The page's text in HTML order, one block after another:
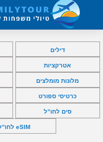
דילים
אטרקציות
מלונות מומלצים
כרטיסי ספורט
סים לחו”ל
eSIM לחו”ל